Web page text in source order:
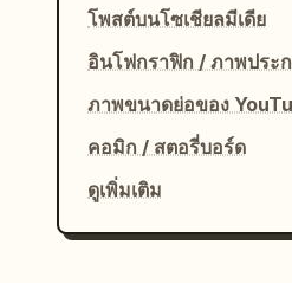
โพสต์บนโซเชียลมีเดีย
อินโฟกราฟิก / ภาพประ
ภาพขนาดย่อของ
คอมิก / สตอรี่บอร์ด
ดูเพิ่มเติม